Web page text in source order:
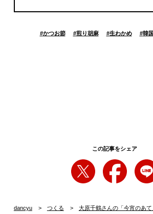
#かつお節 #煎り胡麻 #生わかめ #韓
この記事をシェア
dancyu つくる 大原千鶴さんの「今宵のあて